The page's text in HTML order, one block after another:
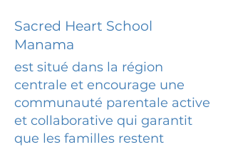
Sacred Heart School
Manama
est situé dans la région
centrale et encourage une
communauté parentale active
et collaborative qui garantit
que les familles restent